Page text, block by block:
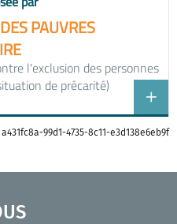
PAUVRES
l'exclusion des personnes
de précarité)
99d1-4735-8c11-e3d138e6eb9f